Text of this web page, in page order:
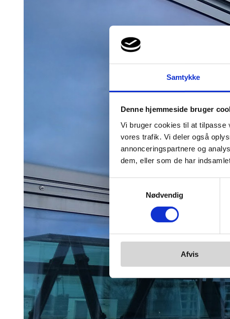
Samtykke
Denne hjemmeside bruger
Vi bruger cookies til at tilpasse
vores trafik. Vi deler også
annonceringspartnere og
dem, eller som de har
Nødvendig
Afvis